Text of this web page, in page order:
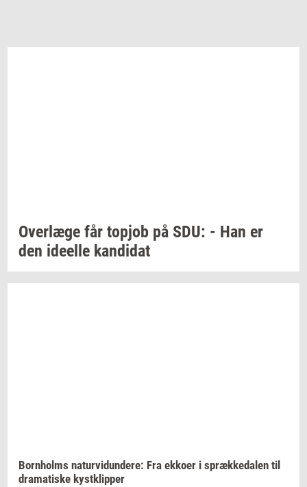
Over­læ­ge får topjob på SDU: - Han er
den ide­el­le kan­di­dat
Born­holms na­tur­vi­dun­de­re: Fra ek­ko­er i spræk­ke­da­len til
dra­ma­ti­ske kyst­klip­per